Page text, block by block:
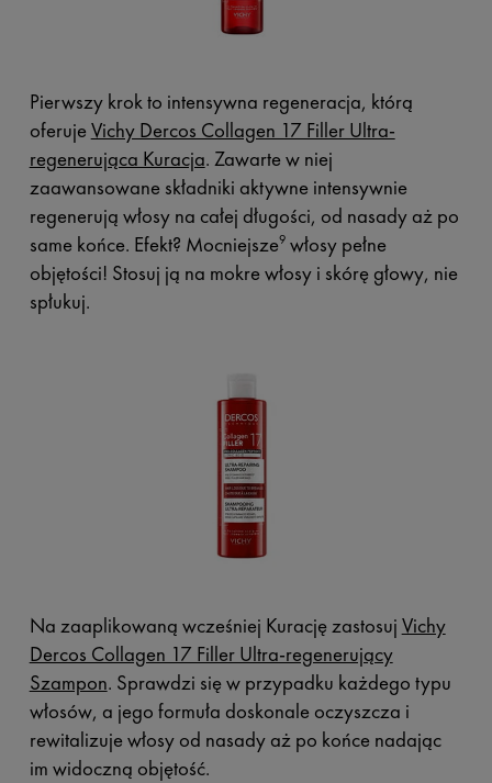
Pierwszy krok to intensywna regeneracja, którą
oferujeVichy Dercos Collagen 17 Filler Ultra-
regenerująca Kuracja. Zawarte w niej
zaawansowane składniki aktywne intensywnie
regenerują włosy na całej długości, od nasady aż po
same końce. Efekt? Mocniejsze9włosy pełne
objętości! Stosuj ją na mokre włosy i skórę głowy, nie
spłukuj.
Na zaaplikowaną wcześniej Kurację zastosuj Vichy
Dercos Collagen 17 Filler Ultra-regenerujący
Szampon. Sprawdzi się w przypadku każdego typu
włosów, a jego formuła doskonale oczyszcza i
rewitalizuje włosy od nasady aż po końce nadając
im widoczną objętość.